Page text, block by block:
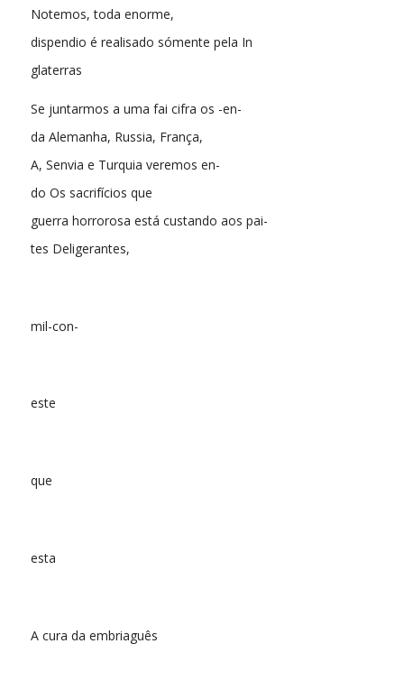
Notemos, toda enorme,
dispendio é realisado sómente pela In
glaterras
Se juntarmos a uma fai cifra os -en-
da Alemanha, Russia, França,
A, Senvia e Turquia veremos en-
do Os sacrifícios que
guerra horrorosa está custando aos pai-
tes Deligerantes,
mil-con-
este
que
esta
A cura da embriaguês